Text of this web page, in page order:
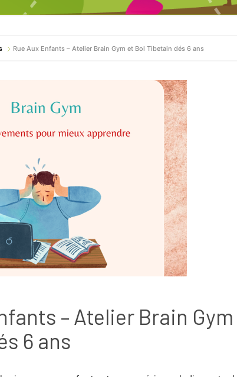
Rue Aux Enfants – Atelier Brain Gym et Bol Tibetain dés 6 ans
– Atelier Brain
6 ans